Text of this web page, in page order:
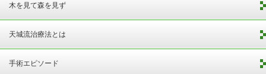
木を見て森を見ず
天城流治療法とは
手術エピソード